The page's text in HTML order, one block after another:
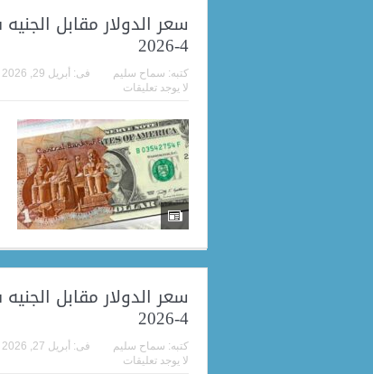
4-2026
كتبه: سماح سليم فى: أبريل 29, 2026
لا يوجد تعليقات
4-2026
كتبه: سماح سليم فى: أبريل 27, 2026
لا يوجد تعليقات